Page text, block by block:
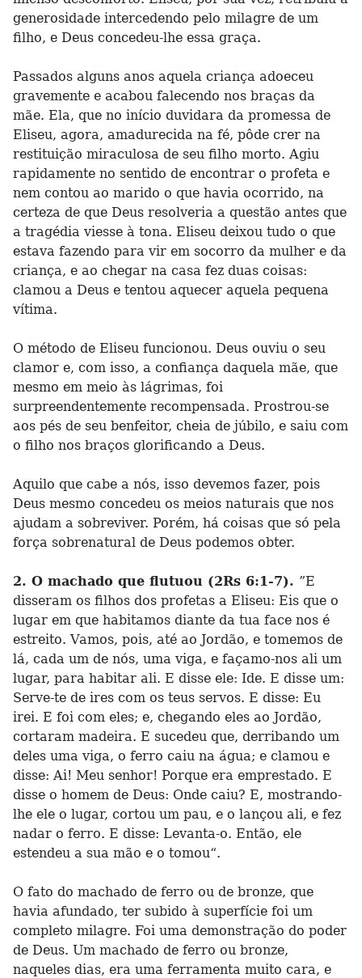
generosidade intercedendo pelo milagre de um
filho, e Deus concedeu-lhe essa graça.
Passados alguns anos aquela criança adoeceu
gravemente e acabou falecendo nos braças da
mãe. Ela, que no início duvidara da promessa de
Eliseu, agora, amadurecida na fé, pôde crer na
restituição miraculosa de seu filho morto. Agiu
rapidamente no sentido de encontrar o profeta e
nem contou ao marido o que havia ocorrido, na
certeza de que Deus resolveria a questão antes que
a tragédia viesse à tona. Eliseu deixou tudo o que
estava fazendo para vir em socorro da mulher e da
criança, e ao chegar na casa fez duas coisas:
clamou a Deus e tentou aquecer aquela pequena
vítima.
O método de Eliseu funcionou. Deus ouviu o seu
clamor e, com isso, a confiança daquela mãe, que
mesmo em meio às lágrimas, foi
surpreendentemente recompensada. Prostrou-se
aos pés de seu benfeitor, cheia de júbilo, e saiu com
o filho nos braços glorificando a Deus.
Aquilo que cabe a nós, isso devemos fazer, pois
Deus mesmo concedeu os meios naturais que nos
ajudam a sobreviver. Porém, há coisas que só pela
força sobrenatural de Deus podemos obter.
2. O machado que flutuou (2Rs 6:1-7). ”E
disseram os filhos dos profetas a Eliseu: Eis que o
lugar em que habitamos diante da tua face nos é
estreito. Vamos, pois, até ao Jordão, e tomemos de
lá, cada um de nós, uma viga, e façamo-nos ali um
lugar, para habitar ali. E disse ele: Ide. E disse um:
Serve-te de ires com os teus servos. E disse: Eu
irei. E foi com eles; e, chegando eles ao Jordão,
cortaram madeira. E sucedeu que, derribando um
deles uma viga, o ferro caiu na água; e clamou e
disse: Ai! Meu senhor! Porque era emprestado. E
disse o homem de Deus: Onde caiu? E, mostrando-
lhe ele o lugar, cortou um pau, e o lançou ali, e fez
nadar o ferro. E disse: Levanta-o. Então, ele
estendeu a sua mão e o tomou“.
O fato do machado de ferro ou de bronze, que
havia afundado, ter subido à superfície foi um
completo milagre. Foi uma demonstração do poder
de Deus. Um machado de ferro ou bronze,
naqueles dias, era uma ferramenta muito cara, e